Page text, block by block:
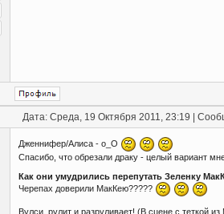
Дата: Среда, 19 Октября 2011, 23:19 |
Дженнифер/Алиса - о_О
Спасибо, что обрезали драку - целый вариант
Как они умудрились перепутать Зеленку
Черепах доверили МакКею?????
Вулси, рулит и разруливает! (В сцене с теткой